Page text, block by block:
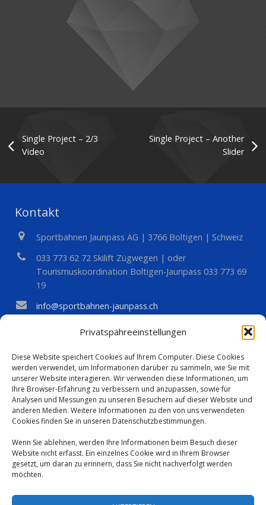
Privatspähreeinstellungen
Diese Website speichert Cookies auf Ihrem Computer. Diese Cookies
werden verwendet, um Informationen darüber zu sammeln, wie Sie mit
unserer Website interagieren. Wir verwenden diese Informationen, um
Ihre Browser-Erfahrung zu verbessern und anzupassen, sowie für
Analysen und Messungen zu unseren Besuchern auf dieser Website und
anderen Medien. Weitere Informationen zu den von uns verwendeten
Cookies finden Sie in unseren Datenschutzbestimmungen.
Wenn Sie ablehnen, werden Ihre Informationen beim Besuch dieser
Website nicht erfasst. Ein einzelnes Cookie wird in Ihrem Browser
gesetzt, um daran zu erinnern, dass Sie nicht nachverfolgt werden
möchten.
Single Project – 2/3
Video
Single Project – Another
Slider
Kontakt
Sportbahnen Jaunpass AG | 3766 Boltigen | Schweiz
033 773 62 72 Skilift Zügwegen | oder
Tourismuskoordination Boltigen-Jaunpass 033 773 69
19
info@sportbahnen-jaunpass.ch
Anmeldungen Skischule
Schweizer Skischule Jaunpass, direkt vor Ort:
Skischulbüro beim Zügwegen Lift, jeweils 09.50 und
12.50 Uhr
079 455 75 55
skischule@sportbahnen-jaunpass.ch